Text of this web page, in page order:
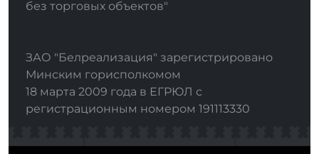
без торговых объектов"
ЗАО "Белреализация" зарегистрировано
Минским горисполкомом
18 марта 2009 года в ЕГРЮЛ с
регистрационным номером 191113330